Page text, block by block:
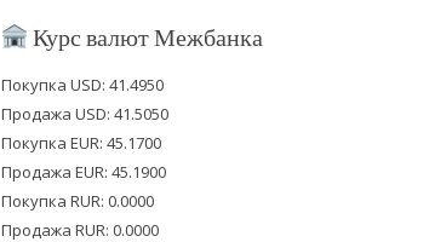
i
t
e
r
c
b
o
o
k
u
u
b
e
Курс валют Межбанка
Покупка USD: 41.4950
Продажа USD: 41.5050
Покупка EUR: 45.1700
Продажа EUR: 45.1900
Покупка RUR: 0.0000
Продажа RUR: 0.0000